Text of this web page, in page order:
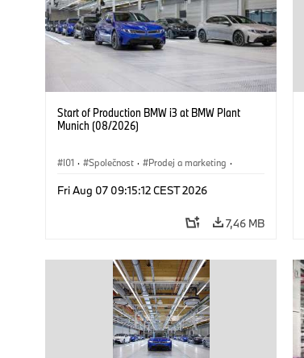
Start of Production BMW i3 at BMW Plant
Munich (08/2026)
I01 · Společnost · Prodej a marketing ·
Fri Aug 07 09:15:12 CEST 2026
7,46 MB